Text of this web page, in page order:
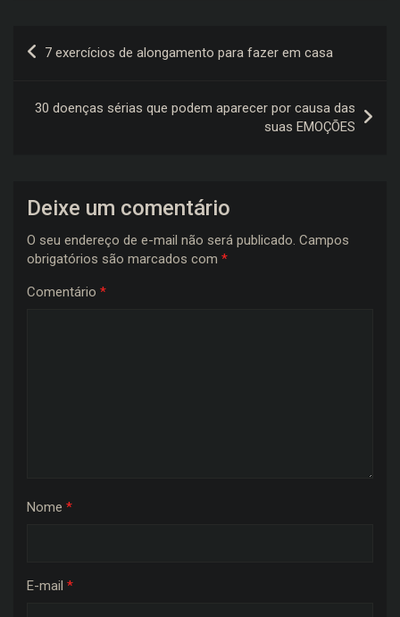
Navegação
7 exercícios de alongamento para fazer em casa
30 doenças sérias que podem aparecer por causa das
suas EMOÇÕES
Deixe um comentário
O seu endereço de e-mail não será publicado. Campos
obrigatórios são marcados com *
Comentário *
Nome *
E-mail *